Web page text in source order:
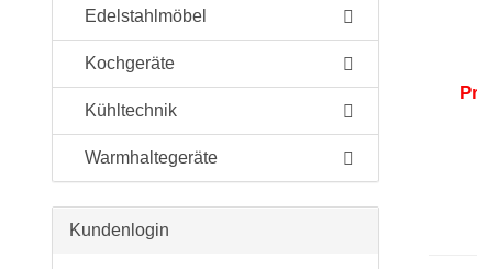
Edelstahlmöbel
Kochgeräte
Kühltechnik
Warmhaltegeräte
Kundenlogin